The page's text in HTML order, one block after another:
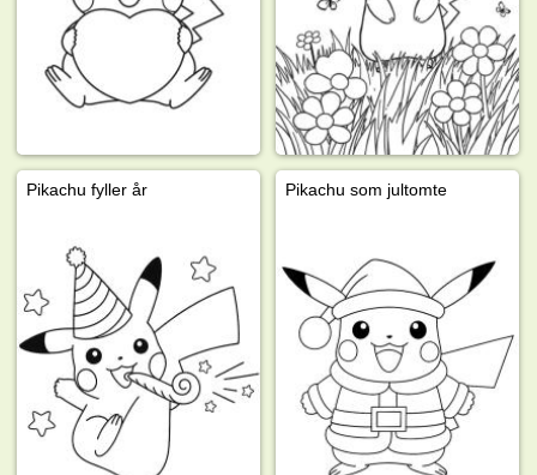
Pikachu fyller år Pikachu som jultomte